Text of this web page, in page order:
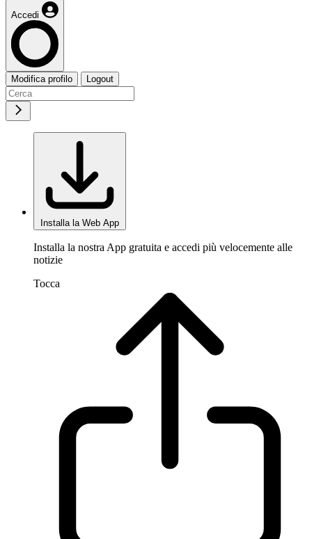
Accedi
Modifica profilo Logout
Installa la Web App
Installa la nostra App gratuita e accedi più velocemente alle
notizie
Tocca